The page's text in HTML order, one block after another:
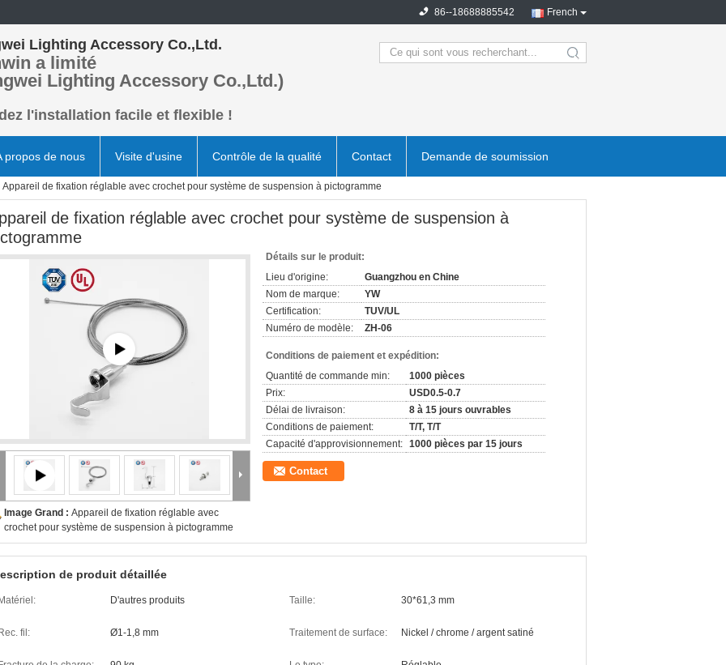
French
86--18688885542
Lighting Accessory Co.,Ltd.
a limité
Lighting Accessory Co.,Ltd.)
l'installation facile et flexible !
search
propos de nous Visite d'usine Contrôle de la qualité Contact Demande de soumission
Appareil de fixation réglable avec crochet pour système de suspension à pictogramme
de fixation réglable avec crochet pour système de suspension à
Image Grand : Appareil de fixation réglable avec
crochet pour système de suspension à pictogramme
Détails sur le produit:
Lieu d'origine:
Guangzhou en Chine
Nom de marque:
YW
Certification:
TUV/UL
Numéro de modèle:
ZH-06
Conditions de paiement et expédition:
Quantité de commande min:
1000 pièces
Prix:
USD0.5-0.7
Délai de livraison:
8 à 15 jours ouvrables
Conditions de paiement:
T/T, T/T
Capacité d'approvisionnement: 1000 pièces par 15 jours
Contact
de produit détaillée
Matériel: D'autres produits Taille: 30*61,3 mm
Rec. fil: Ø1-1,8 mm Traitement de surface: Nickel / chrome / argent satiné